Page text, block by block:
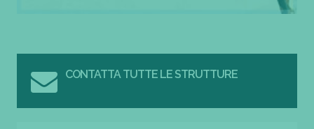
CONTATTA TUTTE LE STRUTTURE